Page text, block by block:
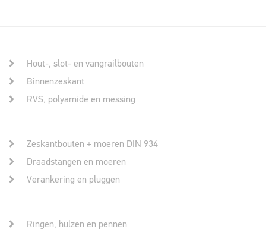
Hout-, slot- en vangrailbouten
Binnenzeskant
RVS, polyamide en messing
Zeskantbouten + moeren DIN 934
Draadstangen en moeren
Verankering en pluggen
Ringen, hulzen en pennen